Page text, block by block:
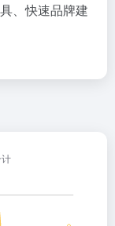
、快速品牌建